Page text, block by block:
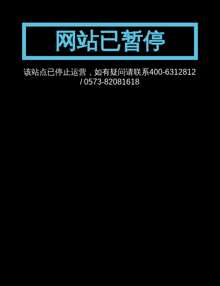
网站已暂停
该站点已停止运营，如有疑问请联系400-6312812
/ 0573-82081618